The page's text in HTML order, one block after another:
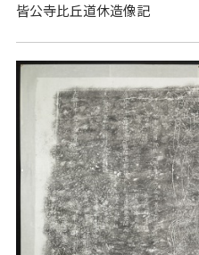
皆公寺比丘道休造像記